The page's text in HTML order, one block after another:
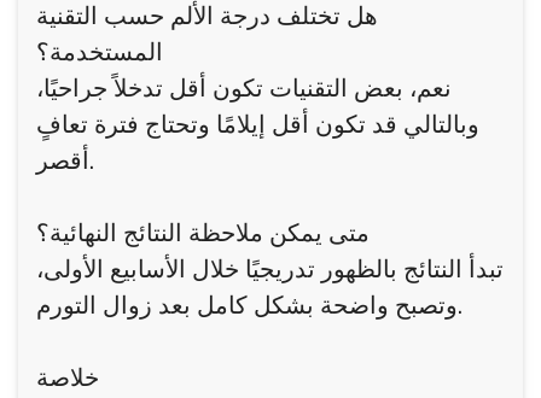
هل تختلف درجة الألم حسب التقنية
المستخدمة؟
نعم، بعض التقنيات تكون أقل تدخلاً جراحيًا،
وبالتالي قد تكون أقل إيلامًا وتحتاج فترة تعافٍ
أقصر.
متى يمكن ملاحظة النتائج النهائية؟
تبدأ النتائج بالظهور تدريجيًا خلال الأسابيع الأولى،
وتصبح واضحة بشكل كامل بعد زوال التورم.
خلاصة